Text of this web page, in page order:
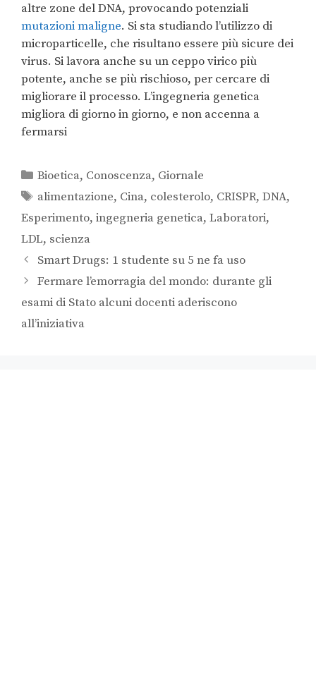
altre zone del DNA, provocando potenziali
mutazioni maligne. Si sta studiando l’utilizzo di
microparticelle, che risultano essere più sicure dei
virus. Si lavora anche su un ceppo virico più
potente, anche se più rischioso, per cercare di
migliorare il processo. L’ingegneria genetica
migliora di giorno in giorno, e non accenna a
fermarsi
Bioetica, Conoscenza, Giornale
alimentazione, Cina, colesterolo, CRISPR,DNA,
Esperimento, ingegneria genetica, Laboratori,
LDL, scienza
Smart Drugs: 1 studente su 5 ne fa uso
Fermare l’emorragia del mondo: durante gli
esami di Stato alcuni docenti aderiscono
all’iniziativa